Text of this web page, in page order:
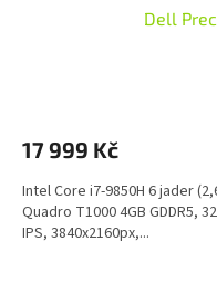
Dell
17 999 Kč
Intel Core i7-9850H 6 jader
Quadro T1000 4GB GDDR5,
IPS, 3840x2160px,...